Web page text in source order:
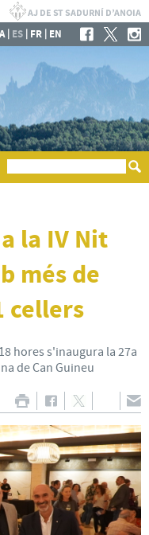
| ES | FR | EN
la IV Nit
més de
cellers
hores s'inaugura la 27a
de Can Guineu